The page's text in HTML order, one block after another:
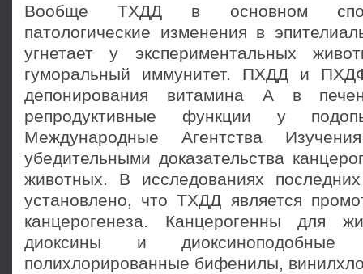
Вообще ТХДД в основном
патологические изменения в
угнетает у экспериментальных
гуморальный иммунитет. ПХДД и
депонирования витамина А в
репродуктивные функции у
Международные Агентства
убедительными доказательства
животных. В исследованиях
установлено, что ТХДД является
канцерогенеза. Канцерогенны для
диоксины и
полихлорированные бифенилы,